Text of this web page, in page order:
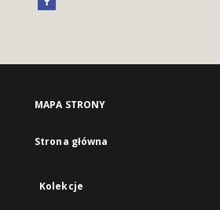
MAPA STRONY
Strona główna
Kolekcje